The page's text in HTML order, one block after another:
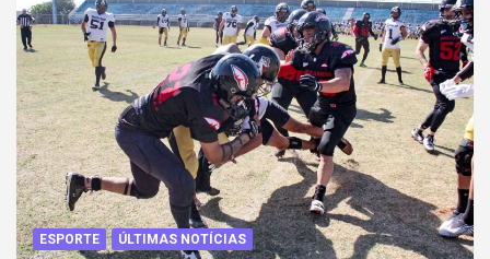
ESPORTE ÚLTIMAS NOTÍCIAS